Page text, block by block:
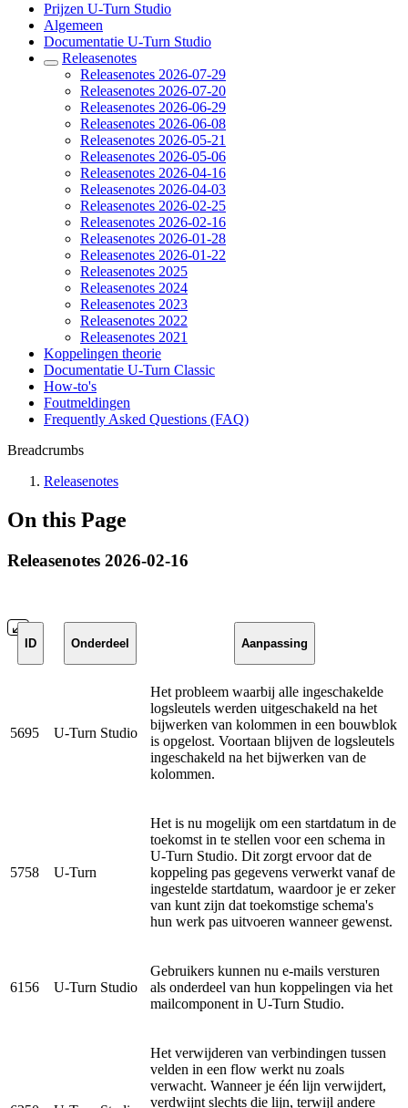
Prijzen U-Turn Studio
Algemeen
Documentatie U-Turn Studio
Releasenotes
Releasenotes 2026-07-29
Releasenotes 2026-07-20
Releasenotes 2026-06-29
Releasenotes 2026-06-08
Releasenotes 2026-05-21
Releasenotes 2026-05-06
Releasenotes 2026-04-16
Releasenotes 2026-04-03
Releasenotes 2026-02-25
Releasenotes 2026-02-16
Releasenotes 2026-01-28
Releasenotes 2026-01-22
Releasenotes 2025
Releasenotes 2024
Releasenotes 2023
Releasenotes 2022
Releasenotes 2021
Koppelingen theorie
Documentatie U-Turn Classic
How-to's
Foutmeldingen
Frequently Asked Questions (FAQ)
Breadcrumbs
Releasenotes
On this Page
Releasenotes 2026-02-16
ID Onderdeel Aanpassing
5695 U-Turn Studio
Het probleem waarbij alle ingeschakelde
logsleutels werden uitgeschakeld na het
bijwerken van kolommen in een bouwblok
is opgelost. Voortaan blijven de logsleutels
ingeschakeld na het bijwerken van de
kolommen.
5758 U-Turn
Het is nu mogelijk om een startdatum in de
toekomst in te stellen voor een schema in
U-Turn Studio. Dit zorgt ervoor dat de
koppeling pas gegevens verwerkt vanaf de
ingestelde startdatum, waardoor je er zeker
van kunt zijn dat toekomstige schema's
hun werk pas uitvoeren wanneer gewenst.
6156 U-Turn Studio
Gebruikers kunnen nu e-mails versturen
als onderdeel van hun koppelingen via het
mailcomponent in U-Turn Studio.
Het verwijderen van verbindingen tussen
velden in een flow werkt nu zoals
verwacht. Wanneer je één lijn verwijdert,
verdwijnt slechts die lijn, terwijl andere